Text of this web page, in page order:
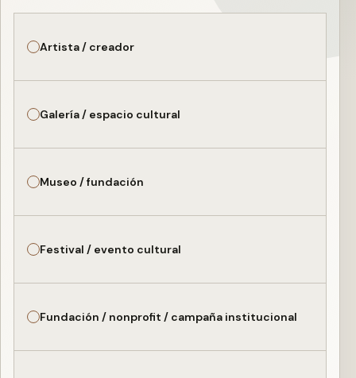
Artista / creador
Galería / espacio cultural
Museo / fundación
Festival / evento cultural
Fundación / nonprofit / campaña institucional